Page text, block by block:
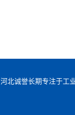
河北诚誉长期专注于工